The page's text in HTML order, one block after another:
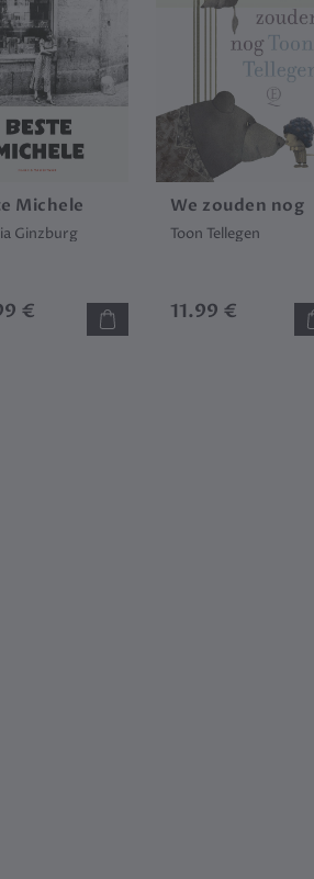
Michele
Ginzburg
€
We zouden nog
Toon Tellegen
11.99 €